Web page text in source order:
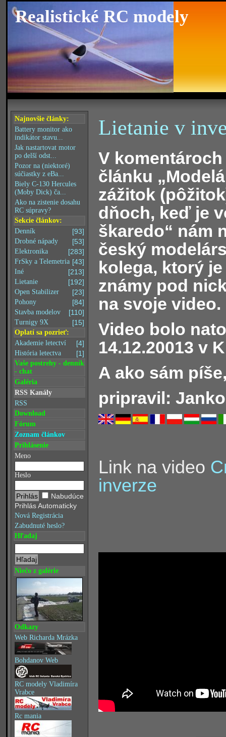
Realistické RC modely
Najnovšie články:
Battery monitor ako
indikátor stavu...
Jak nastartovat motor
po delší odst...
Pozor na (niektoré)
súčiastky z eBa...
Biely C-130 Hercules
(Moby Dick) ča...
Ako na zistenie dosahu
RC súpravy?
Sekcie článkov:
[93]
Denník
[53]
Drobné nápady
[283]
Elektronika
[43]
FrSky a Telemetria
[213]
Iné
[192]
Lietanie
[23]
Open Stabilizer
[84]
Pohony
[110]
Stavba modelov
[15]
Turnigy 9X
Oplatí sa pozrieť:
[4]
Akademie letectví
[1]
História letectva
Vaše postrehy - denník
- chat
Galéria
RSS Kanály
RSS
Download
Fórum
Zoznam článkov
Prihlásenie
Meno
Heslo
Nabudúce
Prihlás Automaticky
Nová Registrácia
Zabudnuté heslo?
Hľadaj
Niečo z galérie
Odkazy
Web Richarda Mrázka
Bohdanov Web
RC modely Vladimíra
Vrabce
Rc mania
Lietanie v
V komentároch
článku
zážitok
dňoch, keď je
škaredo“ nám
český
kolega, ktorý
známy pod
na svoje video.
Video bolo
14.12.20013 v
A ako sám
pripravil:
Link na video
inverze